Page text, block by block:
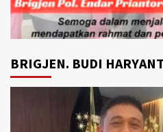
BRIGJEN. BUDI